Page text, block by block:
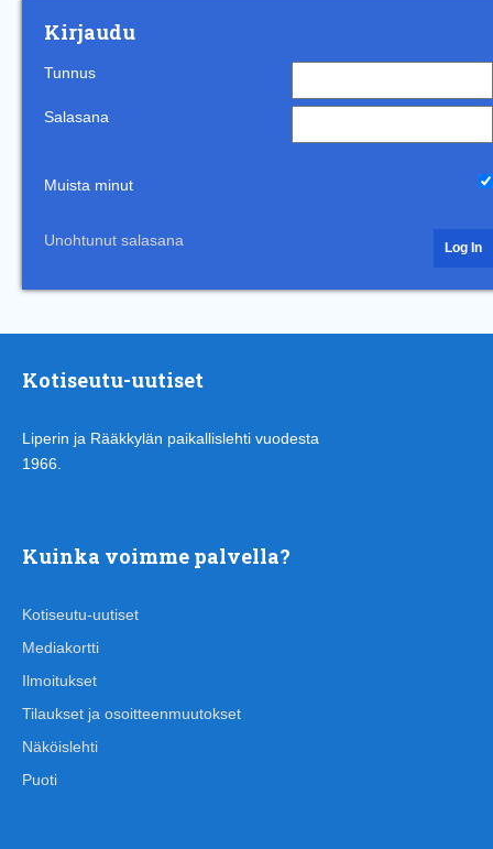
Kirjaudu
Tunnus
Salasana
Muista minut
Unohtunut salasana
Kotiseutu-uutiset
Liperin ja Rääkkylän paikallislehti vuodesta
1966.
Kuinka voimme palvella?
Kotiseutu-uutiset
Mediakortti
Ilmoitukset
Tilaukset ja osoitteenmuutokset
Näköislehti
Puoti